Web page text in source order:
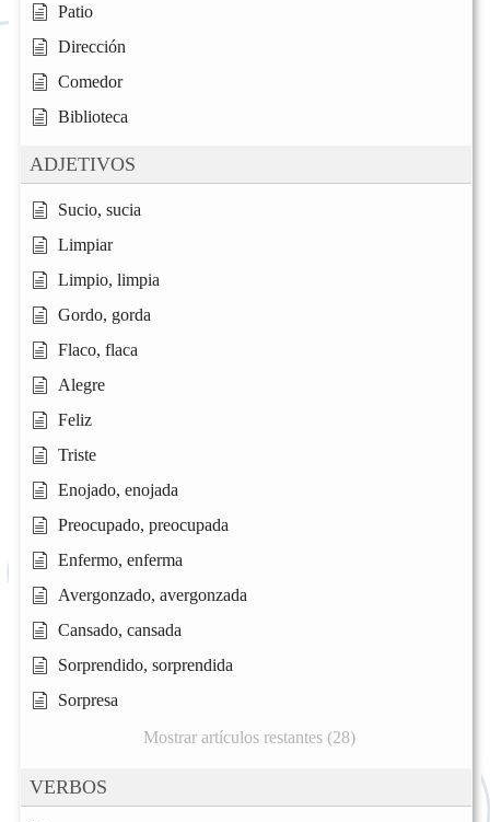
Patio
Dirección
Comedor
Biblioteca
ADJETIVOS
Sucio, sucia
Limpiar
Limpio, limpia
Gordo, gorda
Flaco, flaca
Alegre
Feliz
Triste
Enojado, enojada
Preocupado, preocupada
Enfermo, enferma
Avergonzado, avergonzada
Cansado, cansada
Sorprendido, sorprendida
Sorpresa
Mostrar artículos restantes (28)
VERBOS